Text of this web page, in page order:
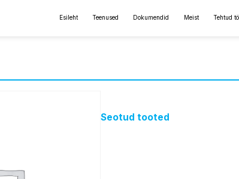
Esileht Teenused Dokumendid Meist Tehtud
Seotud tooted